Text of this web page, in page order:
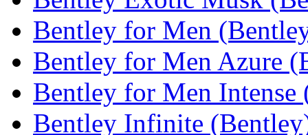
Bentley for Men
Bentley for Men Azure
Bentley for Men Intense
Bentley Infinite